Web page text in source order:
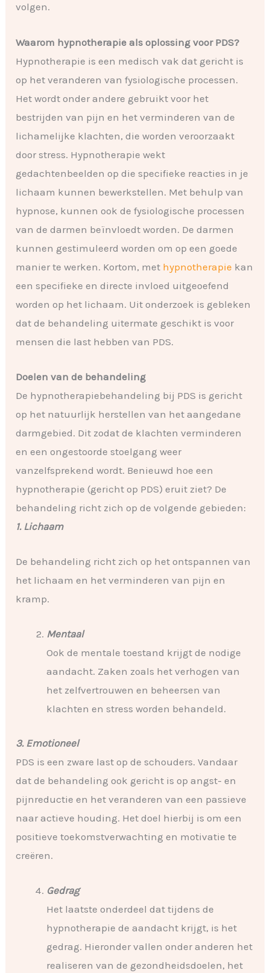
volgen.
Waarom hypnotherapie als oplossing voor PDS?
Hypnotherapie is een medisch vak dat gericht is
op het veranderen van fysiologische processen.
Het wordt onder andere gebruikt voor het
bestrijden van pijn en het verminderen van de
lichamelijke klachten, die worden veroorzaakt
door stress. Hypnotherapie wekt
gedachtenbeelden op die specifieke reacties in je
lichaam kunnen bewerkstellen. Met behulp van
hypnose, kunnen ook de fysiologische processen
van de darmen beïnvloedt worden. De darmen
kunnen gestimuleerd worden om op een goede
manier te werken. Kortom, met hypnotherapie kan
een specifieke en directe invloed uitgeoefend
worden op het lichaam. Uit onderzoek is gebleken
dat de behandeling uitermate geschikt is voor
mensen die last hebben van PDS.
Doelen van de behandeling
De hypnotherapiebehandeling bij PDS is gericht
op het natuurlijk herstellen van het aangedane
darmgebied. Dit zodat de klachten verminderen
en een ongestoorde stoelgang weer
vanzelfsprekend wordt. Benieuwd hoe een
hypnotherapie (gericht op PDS) eruit ziet? De
behandeling richt zich op de volgende gebieden:
1. Lichaam
De behandeling richt zich op het ontspannen van
het lichaam en het verminderen van pijn en
kramp.
Mentaal
Ook de mentale toestand krijgt de nodige
aandacht. Zaken zoals het verhogen van
het zelfvertrouwen en beheersen van
klachten en stress worden behandeld.
3. Emotioneel
PDS is een zware last op de schouders. Vandaar
dat de behandeling ook gericht is op angst- en
pijnreductie en het veranderen van een passieve
naar actieve houding. Het doel hierbij is om een
positieve toekomstverwachting en motivatie te
creëren.
Gedrag
Het laatste onderdeel dat tijdens de
hypnotherapie de aandacht krijgt, is het
gedrag. Hieronder vallen onder anderen het
realiseren van de gezondheidsdoelen, het